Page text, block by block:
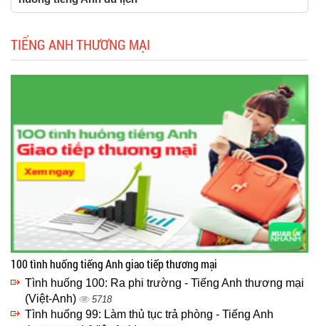
TIẾNG ANH THƯƠNG MẠI
100 tình huống tiếng Anh giao tiếp thương mại
Tình huống 100: Ra phi trường - Tiếng Anh thương mại
(Việt-Anh)
5718
Tình huống 99: Làm thủ tục trả phòng - Tiếng Anh